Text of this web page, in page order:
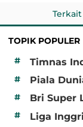
Terkait
TOPIK POPULER
#
Timnas
# Piala
# Bri Super
# Liga